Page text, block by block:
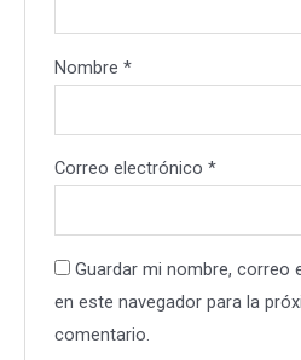
Nombre*
Correo electrónico*
Guardar mi nombre, correo
en este navegador para la
comentario.